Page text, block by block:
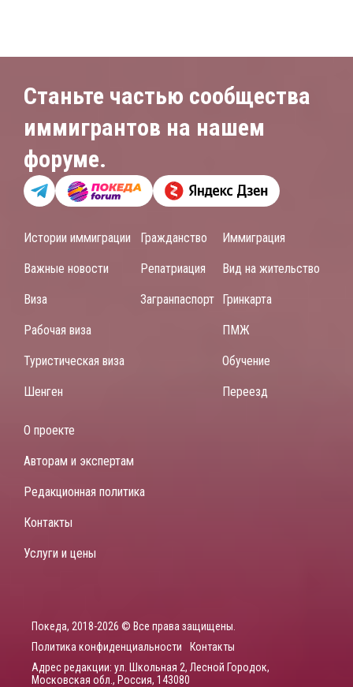
Станьте частью сообщества
иммигрантов на нашем
форуме.
Истории иммиграции
Важные новости
Виза
Рабочая виза
Туристическая виза
Шенген
Гражданство
Репатриация
Загранпаспорт
Иммиграция
Вид на жительство
Гринкарта
ПМЖ
Обучение
Переезд
О проекте
Авторам и экспертам
Редакционная политика
Контакты
Услуги и цены
Покеда, 2018-2026 © Все права защищены.
Политика конфиденциальности
Контакты
Адрес редакции: ул. Школьная 2, Лесной Городок,
Московская обл., Россия, 143080